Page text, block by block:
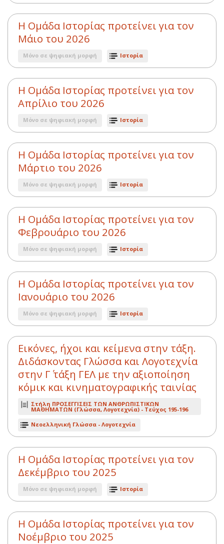
Η Ομάδα Ιστορίας προτείνει για τον
Μάιο του 2026
Μόνο σε ψηφιακή μορφή Ιστορία
Η Ομάδα Ιστορίας προτείνει για τον
Απρίλιο του 2026
Μόνο σε ψηφιακή μορφή Ιστορία
Η Ομάδα Ιστορίας προτείνει για τον
Μάρτιο του 2026
Μόνο σε ψηφιακή μορφή Ιστορία
Η Ομάδα Ιστορίας προτείνει για τον
Φεβρουάριο του 2026
Μόνο σε ψηφιακή μορφή Ιστορία
Η Ομάδα Ιστορίας προτείνει για τον
Ιανουάριο του 2026
Μόνο σε ψηφιακή μορφή Ιστορία
Εικόνες, ήχοι και κείμενα στην τάξη.
Διδάσκοντας Γλώσσα και Λογοτεχνία
στην Γ΄ τάξη ΓΕΛ με την αξιοποίηση
κόμικ και κινηματογραφικής ταινίας
Στήλη ΠΡΟΣΕΓΓΙΣΕΙΣ ΤΩΝ ΑΝΘΡΩΠΙΣΤΙΚΩΝ
ΜΑΘΗΜΑΤΩΝ (Γλώσσα, Λογοτεχνία) - Τεύχος 195-196
Νεοελληνική Γλώσσα - Λογοτεχνία
Η Ομάδα Ιστορίας προτείνει για τον
Δεκέμβριο του 2025
Μόνο σε ψηφιακή μορφή Ιστορία
Η Ομάδα Ιστορίας προτείνει για τον
Νοέμβριο του 2025